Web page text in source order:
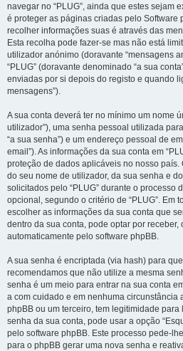
navegar no “PLUG”, ainda que estes sejam
é proteger as páginas criadas pelo Software
recolher informações suas é através das
Esta recolha pode fazer-se mas não está
utilizador anónimo (doravante “mensagens
“PLUG” (doravante denominado “a sua
enviadas por si depois do registo e quando
mensagens”).
A sua conta deverá ter no mínimo um nome
utilizador”), uma senha pessoal utilizada
“a sua senha”) e um endereço pessoal de
email”). As informações da sua conta em
proteção de dados aplicáveis no nosso
do seu nome de utilizador, da sua senha e
solicitados pelo “PLUG” durante o processo
opcional, segundo o critério de “PLUG”. Em
escolher as informações da sua conta que
dentro da sua conta, pode optar por
automaticamente pelo software phpBB.
A sua senha é encriptada (via hash) para
recomendamos que não utilize a mesma
senha é um meio para entrar na sua conta
a com cuidado e em nenhuma circunstância
phpBB ou um terceiro, tem legitimidade
senha da sua conta, pode usar a opção
pelo software phpBB. Este processo pede-
para o phpBB gerar uma nova senha e